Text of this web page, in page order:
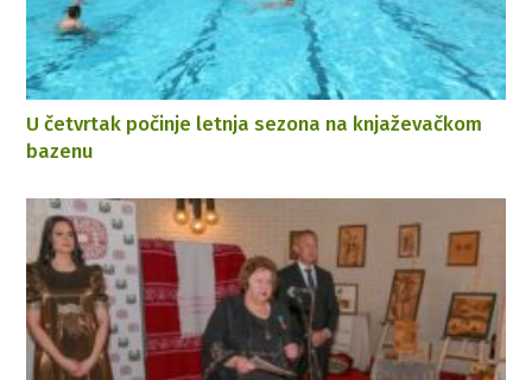
U četvrtak počinje letnja sezona na knjaževačkom
bazenu